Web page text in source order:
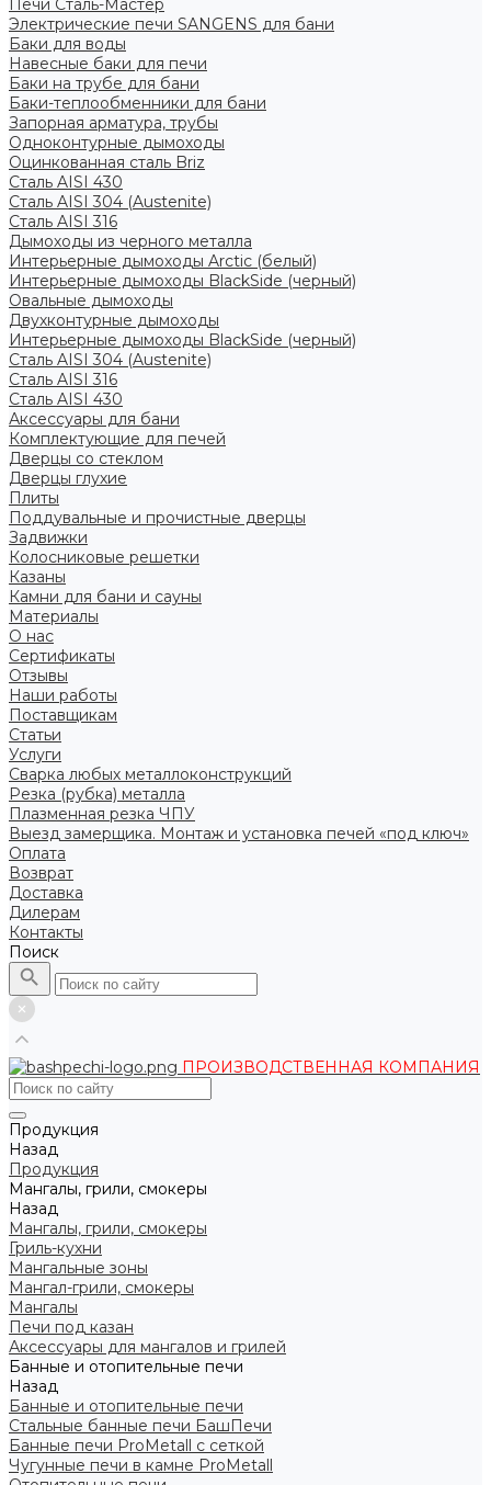
Печи Сталь-Мастер
Электрические печи SANGENS для бани
Баки для воды
Навесные баки для печи
Баки на трубе для бани
Баки-теплообменники для бани
Запорная арматура, трубы
Одноконтурные дымоходы
Оцинкованная сталь Briz
Сталь AISI 430
Сталь AISI 304 (Austenite)
Сталь AISI 316
Дымоходы из черного металла
Интерьерные дымоходы Arctic (белый)
Интерьерные дымоходы BlackSide (черный)
Овальные дымоходы
Двухконтурные дымоходы
Интерьерные дымоходы BlackSide (черный)
Сталь AISI 304 (Austenite)
Сталь AISI 316
Сталь AISI 430
Аксессуары для бани
Комплектующие для печей
Дверцы со стеклом
Дверцы глухие
Плиты
Поддувальные и прочистные дверцы
Задвижки
Колосниковые решетки
Казаны
Камни для бани и сауны
Материалы
О нас
Сертификаты
Отзывы
Наши работы
Поставщикам
Статьи
Услуги
Сварка любых металлоконструкций
Резка (рубка) металла
Плазменная резка ЧПУ
Выезд замерщика. Монтаж и установка печей «под ключ»
Оплата
Возврат
Доставка
Дилерам
Контакты
Поиск
ПРОИЗВОДСТВЕННАЯ КОМПАНИЯ
Продукция
Назад
Продукция
Мангалы, грили, смокеры
Назад
Мангалы, грили, смокеры
Гриль-кухни
Мангальные зоны
Мангал-грили, смокеры
Мангалы
Печи под казан
Аксессуары для мангалов и грилей
Банные и отопительные печи
Назад
Банные и отопительные печи
Стальные банные печи БашПечи
Банные печи ProMetall с сеткой
Чугунные печи в камне ProMetall